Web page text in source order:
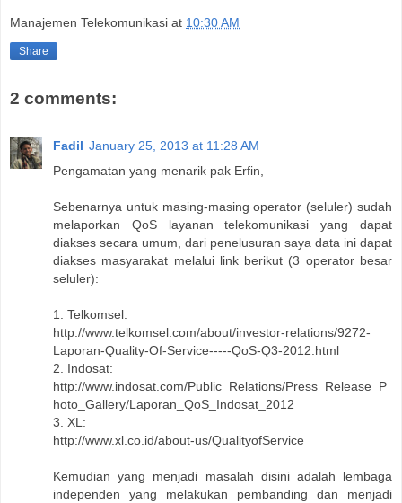
Manajemen Telekomunikasi at 10:30 AM
Share
2 comments:
Fadil January 25, 2013 at 11:28 AM
Pengamatan yang menarik pak Erfin,
Sebenarnya untuk masing-masing operator (seluler) sudah
melaporkan QoS layanan telekomunikasi yang dapat
diakses secara umum, dari penelusuran saya data ini dapat
diakses masyarakat melalui link berikut (3 operator besar
seluler):
1. Telkomsel:
http://www.telkomsel.com/about/investor-relations/9272-
Laporan-Quality-Of-Service-----QoS-Q3-2012.html
2. Indosat:
http://www.indosat.com/Public_Relations/Press_Release_P
hoto_Gallery/Laporan_QoS_Indosat_2012
3. XL:
http://www.xl.co.id/about-us/QualityofService
Kemudian yang menjadi masalah disini adalah lembaga
independen yang melakukan pembanding dan menjadi